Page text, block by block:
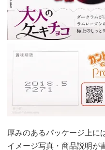
厚みのあるパッケージ上に
イメージ写真・商品説明が